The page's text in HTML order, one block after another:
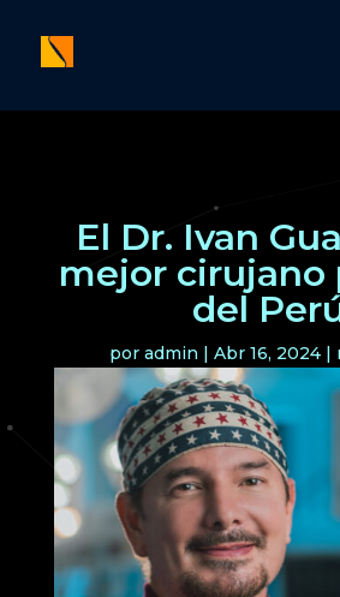
El Dr. Ivan
mejor cirujano
del
por admin | Abr 16, 2024|